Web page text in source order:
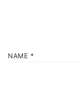
NAME *